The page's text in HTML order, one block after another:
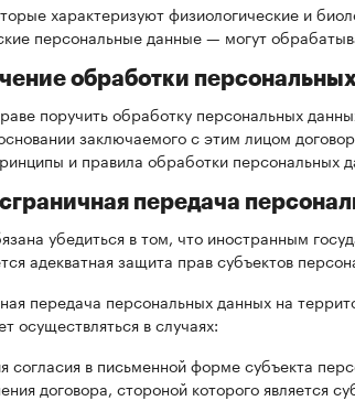
характеризуют физиологические и
персональные данные — могут
обработки
поручить обработку персональных
заключаемого с этим лицом
и правила обработки персональных
передача
убедиться в том, что иностранным
адекватная защита прав субъектов
передача персональных данных на
осуществляться в случаях:
согласия в письменной форме субъекта
договора, стороной которого является